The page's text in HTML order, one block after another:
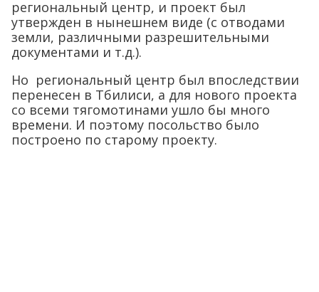
региональный центр, и проект был
утвержден в нынешнем виде (с отводами
земли, различными разрешительными
документами и т.д.).
Но региональный центр был впоследствии
перенесен в Тбилиси, а для нового проекта
со всеми тягомотинами ушло бы много
времени. И поэтому посольство было
построено по старому проекту.